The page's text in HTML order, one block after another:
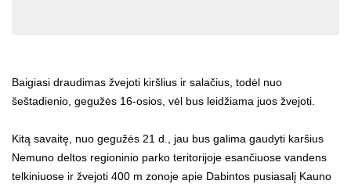
Baigiasi draudimas žvejoti kiršlius ir salačius, todėl nuo
šeštadienio, gegužės 16-osios, vėl bus leidžiama juos žvejoti.
Kitą savaitę, nuo gegužės 21 d., jau bus galima gaudyti karšius
Nemuno deltos regioninio parko teritorijoje esančiuose vandens
telkiniuose ir žvejoti 400 m zonoje apie Dabintos pusiasalį Kauno